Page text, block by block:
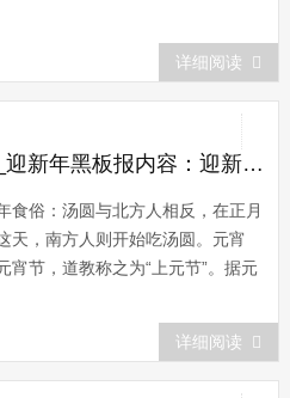
，这一天北京人也要吃春饼，名
龙鳞”。春饼比吃烤鸭的薄饼要
详细阅读
迎新年黑板报文字内容_迎新年黑板报内容：迎新年食俗——汤圆
食俗：汤圆与北方人相反，在正月
天，南方人则开始吃汤圆。元宵
节，道教称之为“上元节”。据元
：嫦娥奔月后，羿思念成疾。正月
夜忽有童子求见，自称为嫦娥之
：“夫人知君怀思...
详细阅读